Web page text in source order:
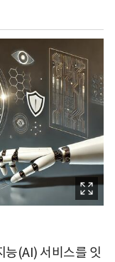
능(AI) 서비스를 잇